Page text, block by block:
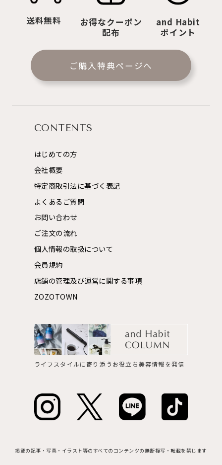
送料無料
お得なクーポン
配布
and Habit
ポイント
ご購入特典ページへ
CONTENTS
はじめての方
会社概要
特定商取引法に基づく表記
よくあるご質問
お問い合わせ
ご注文の流れ
個人情報の取扱について
会員規約
店舗の管理及び運営に関する事項
ZOZOTOWN
ライフスタイルに寄り添うお役立ち美容情報を発信
掲載の記事・写真・イラスト等のすべてのコンテンツの無断複写・転載を禁じます